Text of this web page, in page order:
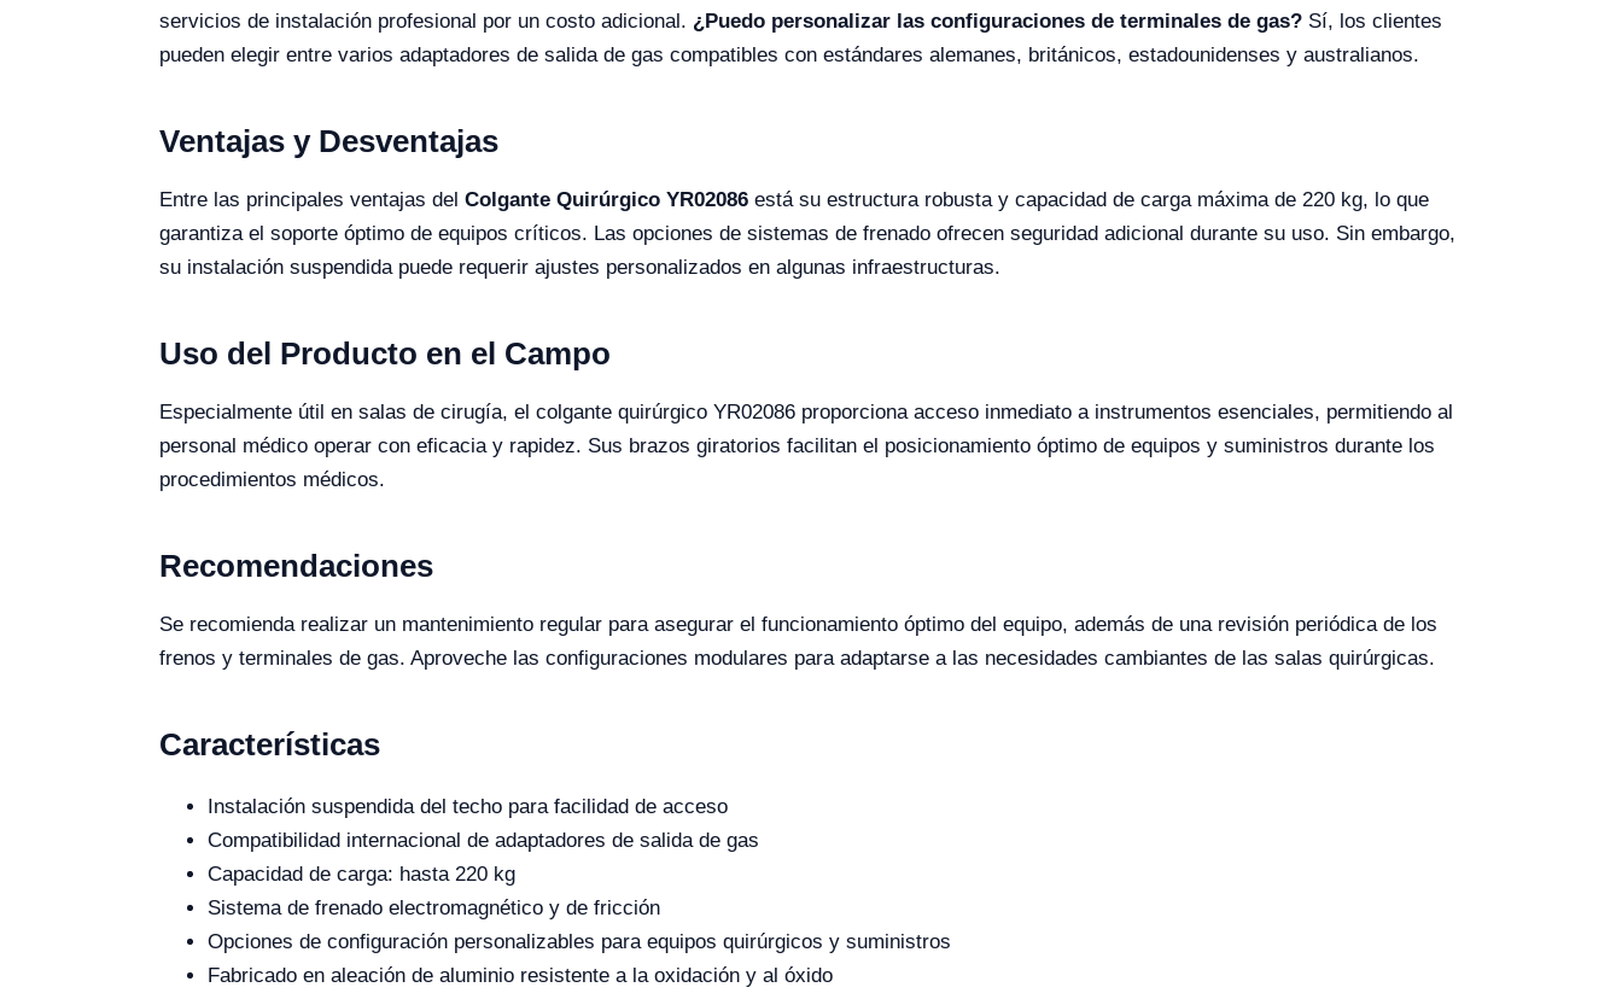
servicios de instalación profesional por un costo adicional. ¿Puedo personalizar las configuraciones de terminales de gas? Sí, los clientes
pueden elegir entre varios adaptadores de salida de gas compatibles con estándares alemanes, británicos, estadounidenses y australianos.
Ventajas y Desventajas
Entre las principales ventajas del Colgante Quirúrgico YR02086 está su estructura robusta y capacidad de carga máxima de 220 kg, lo que
garantiza el soporte óptimo de equipos críticos. Las opciones de sistemas de frenado ofrecen seguridad adicional durante su uso. Sin embargo,
su instalación suspendida puede requerir ajustes personalizados en algunas infraestructuras.
Uso del Producto en el Campo
Especialmente útil en salas de cirugía, el colgante quirúrgico YR02086 proporciona acceso inmediato a instrumentos esenciales, permitiendo al
personal médico operar con eficacia y rapidez. Sus brazos giratorios facilitan el posicionamiento óptimo de equipos y suministros durante los
procedimientos médicos.
Recomendaciones
Se recomienda realizar un mantenimiento regular para asegurar el funcionamiento óptimo del equipo, además de una revisión periódica de los
frenos y terminales de gas. Aproveche las configuraciones modulares para adaptarse a las necesidades cambiantes de las salas quirúrgicas.
Características
Instalación suspendida del techo para facilidad de acceso
Compatibilidad internacional de adaptadores de salida de gas
Capacidad de carga: hasta 220 kg
Sistema de frenado electromagnético y de fricción
Opciones de configuración personalizables para equipos quirúrgicos y suministros
Fabricado en aleación de aluminio resistente a la oxidación y al óxido